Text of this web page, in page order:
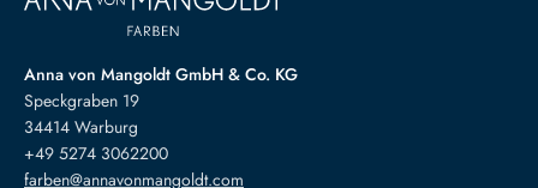
Anna von Mangoldt GmbH & Co. KG
Speckgraben 19
34414 Warburg
+49 5274 3062200
farben@annavonmangoldt.com